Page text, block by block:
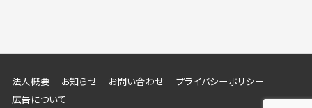
法人概要 お知らせ お問い合わせ
プライバシーポリシー
広告について